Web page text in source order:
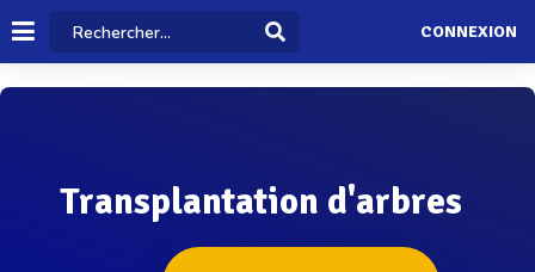
CONNEXION
Transplantation d'arbres